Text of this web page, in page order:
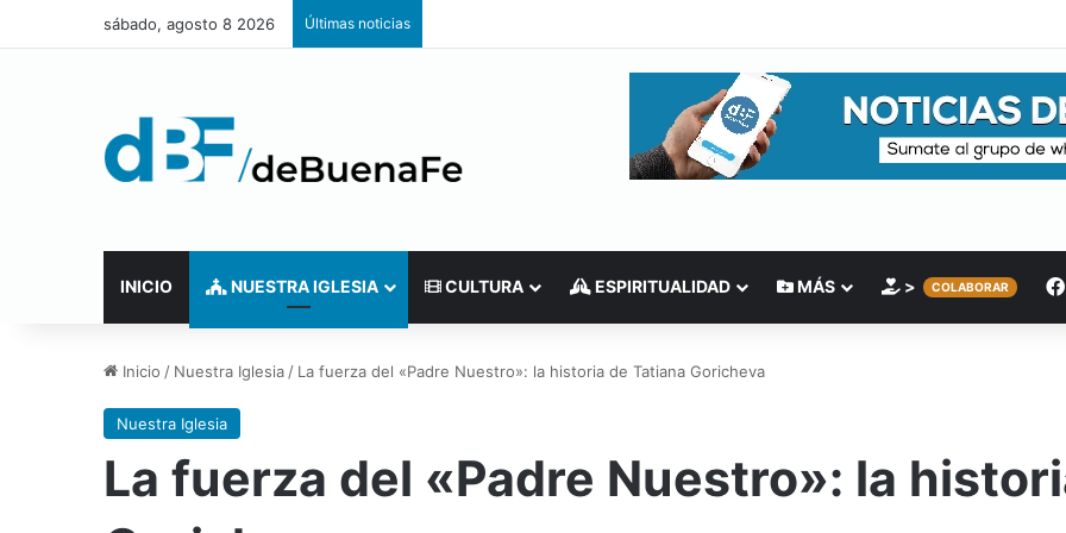
sábado, agosto 8 2026 Últimas noticias
INICIO NUESTRA IGLESIA CULTURA ESPIRITUALIDAD MÁS > COLABORAR
Inicio / Nuestra Iglesia / La fuerza del «Padre Nuestro»: la historia de Tatiana Goricheva
Nuestra Iglesia
La fuerza del «Padre Nuestro»: la